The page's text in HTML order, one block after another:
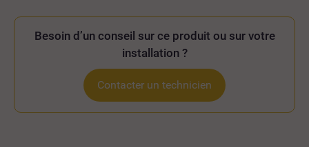
Besoin d’un conseil sur ce produit ou sur votre
installation ?
Contacter un technicien